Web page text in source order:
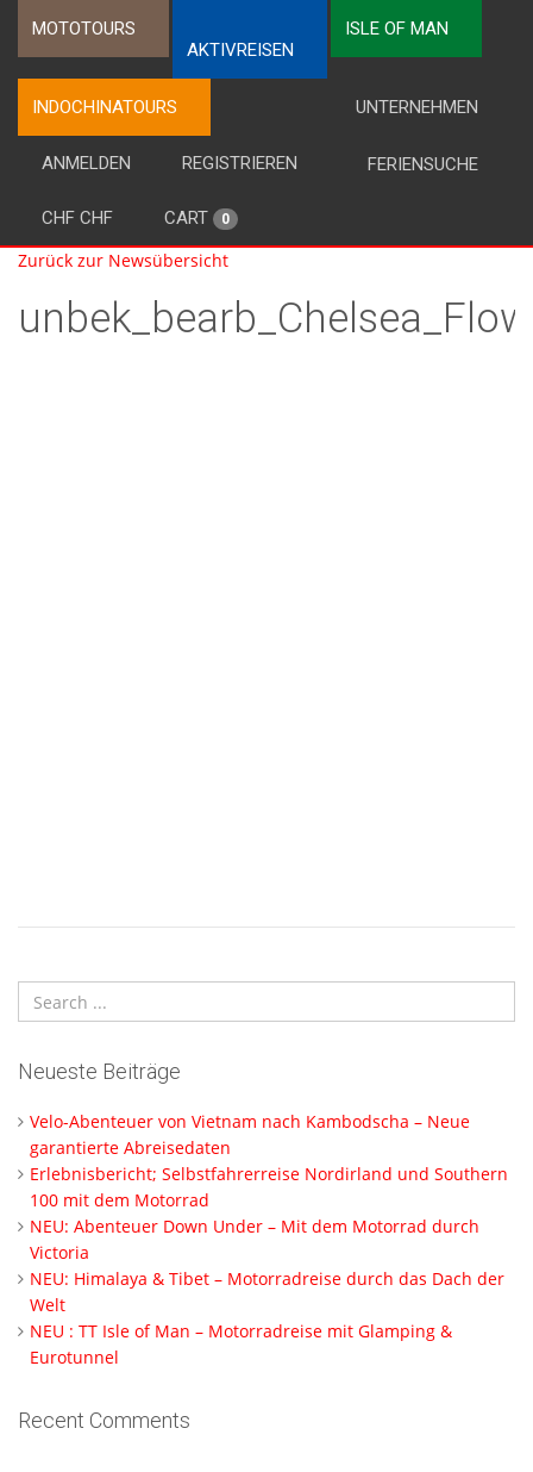
MOTOTOURS
AKTIVREISEN
ISLE OF MAN
INDOCHINATOURS UNTERNEHMEN
FERIENSUCHE
ANMELDEN REGISTRIEREN
CHF CHF CART 0
Zurück zur Newsübersicht
Neueste Beiträge
Velo-Abenteuer von Vietnam nach Kambodscha – Neue
garantierte Abreisedaten
Erlebnisbericht; Selbstfahrerreise Nordirland und Southern
100 mit dem Motorrad
NEU: Abenteuer Down Under – Mit dem Motorrad durch
Victoria
NEU: Himalaya & Tibet – Motorradreise durch das Dach der
Welt
NEU : TT Isle of Man – Motorradreise mit Glamping &
Eurotunnel
Recent Comments